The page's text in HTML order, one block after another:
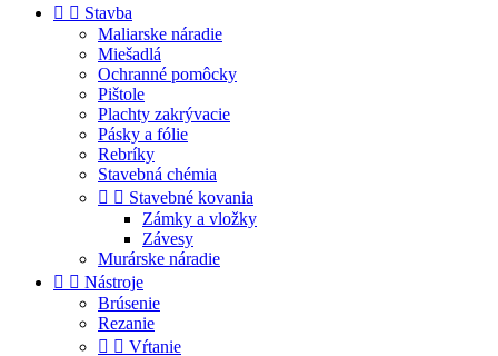
  Stavba
Maliarske náradie
Miešadlá
Ochranné pomôcky
Pištole
Plachty zakrývacie
Pásky a fólie
Rebríky
Stavebná chémia
  Stavebné kovania
Zámky a vložky
Závesy
Murárske náradie
  Nástroje
Brúsenie
Rezanie
  Vŕtanie